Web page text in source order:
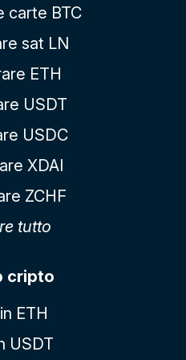
carte BTC
sat LN
ETH
USDT
USDC
XDAI
ZCHF
tutto
cripto
ETH
USDT